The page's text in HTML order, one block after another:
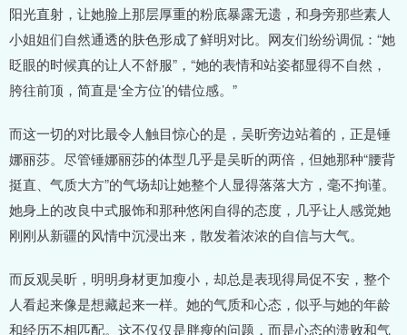
阳光直射，让她脸上那层厚重的粉底暴露无遗，和身旁那些素人
小姐姐们自然通透的肤色形成了鲜明对比。网友们纷纷调侃：“她
眨眼的时候真的让人不舒服”，“她的表情和站姿都显得不自然，
胯往前顶，简直是‘全方位’的错位感。”
而这一切的对比最令人触目惊心的是，吴昕旁边站着的，正是锤
娜丽莎。尽管锤娜丽莎的体型几乎是吴昕的两倍，但她那种“腰背
挺直、气质大方”的气场却让她整个人显得落落大方，毫不拘谨。
她身上的改良中式服饰和那种悠闲自得的态度，几乎让人感觉她
刚刚从新疆的风情中沉浸出来，散发着浓浓的自信与大气。
而反观吴昕，明明身材更加瘦小，却总是表现得局促不安，整个
人看起来像是想藏起来一样。她的气质和心态，似乎与她的年龄
和经历不相匹配。这不仅仅是胖瘦的问题，而是心态的溃败和气